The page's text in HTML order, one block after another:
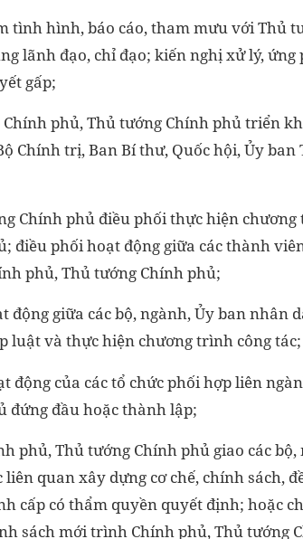
tình hình, báo cáo, tham mưu với Thủ
lãnh đạo, chỉ đạo; kiến nghị xử lý, ứng
gấp;
phủ, Thủ tướng Chính phủ triển
Chính trị, Ban Bí thư, Quốc hội, Ủy
Chính phủ điều phối thực hiện
điều phối hoạt động giữa các thành
phủ, Thủ tướng Chính phủ;
động giữa các bộ, ngành, Ủy ban nhân
luật và thực hiện chương trình công tác;
động của các tổ chức phối hợp liên
đứng đầu hoặc thành lập;
phủ, Thủ tướng Chính phủ giao các
liên quan xây dựng cơ chế, chính sách,
cấp có thẩm quyền quyết định; hoặc
sách mới trình Chính phủ, Thủ tướng